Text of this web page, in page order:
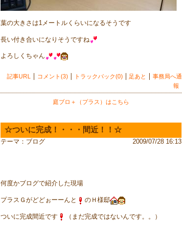
葉の大きさは1メートルくらいになるそうです
長い付き合いになりそうですね
よろしくちゃん
記事URL コメント(3) トラックバック(0) 足あと
事務局へ通
報
庭ブロ＋（プラス）はこちら
☆ついに完成！・・・間近！！☆
テーマ： ブログ 2009/07/28 16:13
何度かブログで紹介した現場
プラスＧがどどぉーーんと のＨ様邸
ついに完成間近です （まだ完成ではないんです。。）